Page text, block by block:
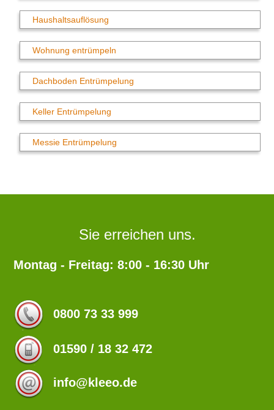
Haushaltsauflösung
Wohnung entrümpeln
Dachboden Entrümpelung
Keller Entrümpelung
Messie Entrümpelung
Sie erreichen uns.
Montag - Freitag: 8:00 - 16:30 Uhr
0800 73 33 999
01590 / 18 32 472
info@kleeo.de